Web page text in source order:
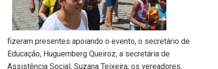
fizeram presentes apoiando o evento, o secretário de
Educação, Huguemberg Queiroz; a secretária de
Assistência Social, Suzana Teixeira; os vereadores,